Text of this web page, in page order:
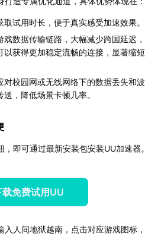
取试用时长，便于真实感受加速效果。
戏数据传输链路，大幅减少跨国延迟，
以获得更加稳定流畅的连接，显著缩短
对校园网或无线网络下的数据丢失和波
，降低场景卡顿几率。
即可通过最新安装包安装UU加速器。
载免费试用UU
人间地狱越南，点击对应游戏图标，